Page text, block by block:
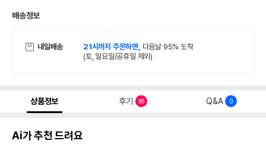
배송정보
내일배송 21시까지 주문하면, 다음날 95% 도착
(토, 일요일/공휴일 제외)
상품정보 후기 98 Q&A 0
Ai가 추천 드려요